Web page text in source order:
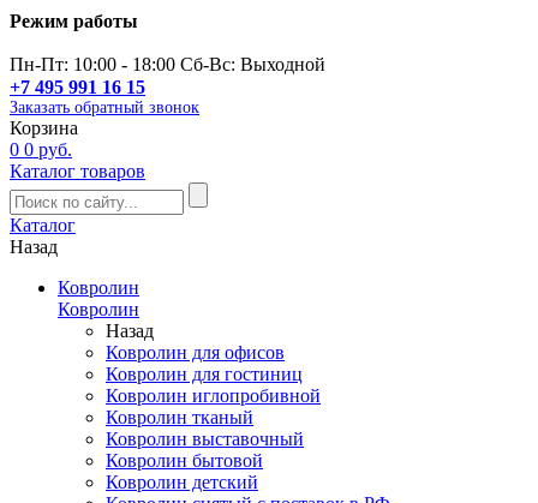
Режим работы
Пн-Пт: 10:00 - 18:00 Сб-Вс: Выходной
+7 495 991 16 15
Заказать обратный звонок
Корзина
0 0 руб.
Каталог товаров
Каталог
Назад
Ковролин
Ковролин
Назад
Ковролин для офисов
Ковролин для гостиниц
Ковролин иглопробивной
Ковролин тканый
Ковролин выставочный
Ковролин бытовой
Ковролин детский